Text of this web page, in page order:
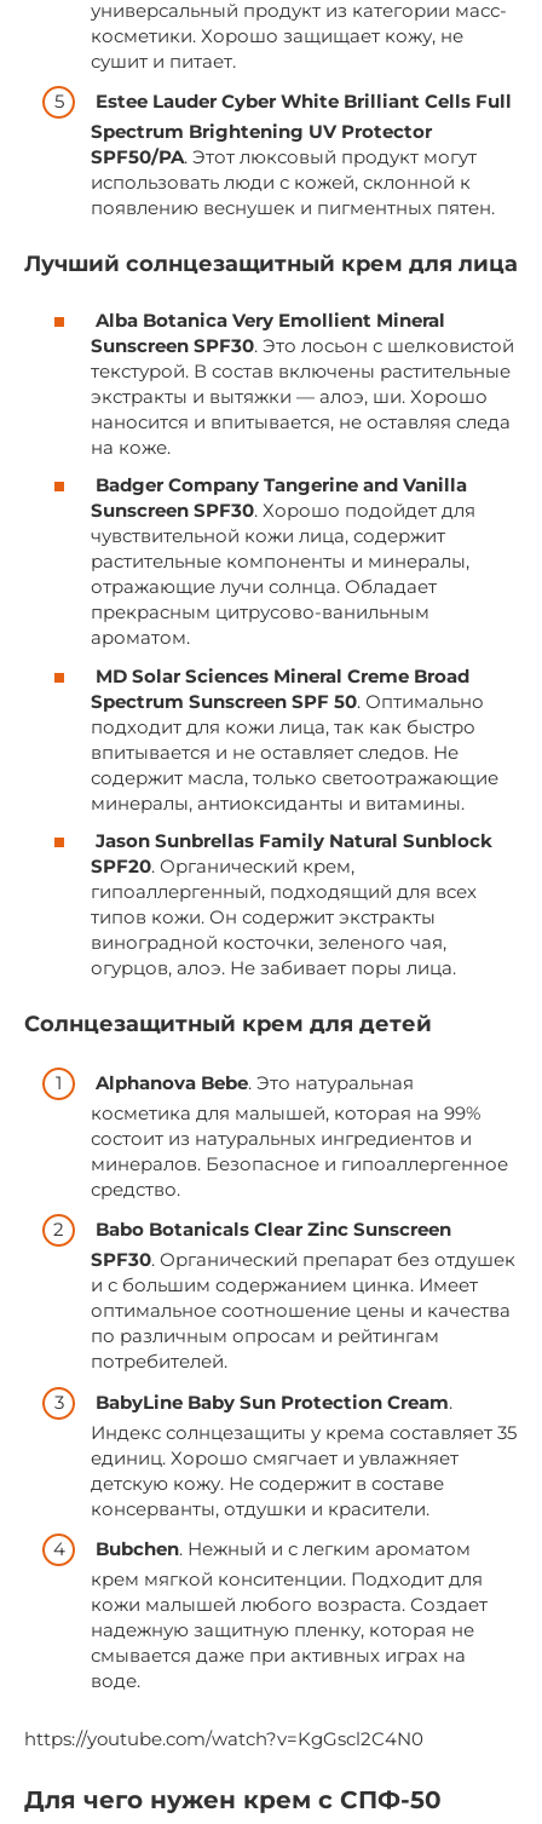
универсальный продукт из категории масс-
косметики. Хорошо защищает кожу, не
сушит и питает.
Estee Lauder Cyber White Brilliant Cells Full
Spectrum Brightening UV Protector
SPF50/PA. Этот люксовый продукт могут
использовать люди с кожей, склонной к
появлению веснушек и пигментных пятен.
Лучший солнцезащитный крем для лица
Alba Botanica Very Emollient Mineral
Sunscreen SPF30. Это лосьон с шелковистой
текстурой. В состав включены растительные
экстракты и вытяжки — алоэ, ши. Хорошо
наносится и впитывается, не оставляя следа
на коже.
Badger Company Tangerine and Vanilla
Sunscreen SPF30. Хорошо подойдет для
чувствительной кожи лица, содержит
растительные компоненты и минералы,
отражающие лучи солнца. Обладает
прекрасным цитрусово-ванильным
ароматом.
MD Solar Sciences Mineral Creme Broad
Spectrum Sunscreen SPF 50. Оптимально
подходит для кожи лица, так как быстро
впитывается и не оставляет следов. Не
содержит масла, только светоотражающие
минералы, антиоксиданты и витамины.
Jason Sunbrellas Family Natural Sunblock
SPF20. Органический крем,
гипоаллергенный, подходящий для всех
типов кожи. Он содержит экстракты
виноградной косточки, зеленого чая,
огурцов, алоэ. Не забивает поры лица.
Солнцезащитный крем для детей
Alphanova Bebe. Это натуральная
косметика для малышей, которая на 99%
состоит из натуральных ингредиентов и
минералов. Безопасное и гипоаллергенное
средство.
Babo Botanicals Clear Zinc Sunscreen
SPF30. Органический препарат без отдушек
и с большим содержанием цинка. Имеет
оптимальное соотношение цены и качества
по различным опросам и рейтингам
потребителей.
BabyLine Baby Sun Protection Cream.
Индекс солнцезащиты у крема составляет 35
единиц. Хорошо смягчает и увлажняет
детскую кожу. Не содержит в составе
консерванты, отдушки и красители.
Bubchen. Нежный и с легким ароматом
крем мягкой конситенции. Подходит для
кожи малышей любого возраста. Создает
надежную защитную пленку, которая не
смывается даже при активных играх на
воде.
https://youtube.com/watch?v=KgGscl2C4N0
Для чего нужен крем с СПФ-50